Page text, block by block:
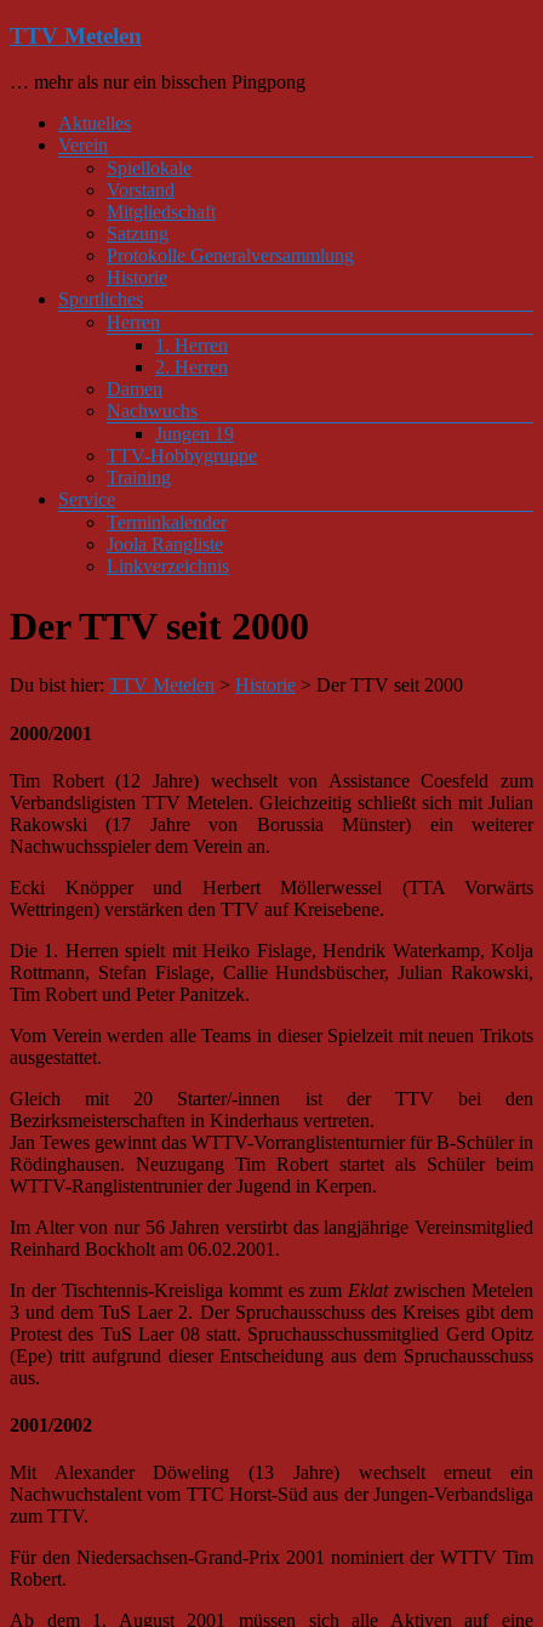
Zum
springen
TTV Metelen
… mehr als nur ein bisschen Pingpong
Menü
Aktuelles
Verein
Spiellokale
Vorstand
Mitgliedschaft
Satzung
Protokolle Generalversammlung
Historie
Sportliches
Herren
1. Herren
2. Herren
Damen
Nachwuchs
Jungen 19
TTV-Hobbygruppe
Training
Service
Terminkalender
Joola Rangliste
Linkverzeichnis
Der TTV seit 2000
Du bist hier: TTV Metelen > Historie > Der TTV seit 2000
2000/2001
Tim Robert (12 Jahre) wechselt von Assistance Coesfeld zum
Verbandsligisten TTV Metelen. Gleichzeitig schließt sich mit Julian
Rakowski (17 Jahre von Borussia Münster) ein weiterer
Nachwuchsspieler dem Verein an.
Ecki Knöpper und Herbert Möllerwessel (TTA Vorwärts
Wettringen) verstärken den TTV auf Kreisebene.
Die 1. Herren spielt mit Heiko Fislage, Hendrik Waterkamp, Kolja
Rottmann, Stefan Fislage, Callie Hundsbüscher, Julian Rakowski,
Tim Robert und Peter Panitzek.
Vom Verein werden alle Teams in dieser Spielzeit mit neuen Trikots
ausgestattet.
Gleich mit 20 Starter/-innen ist der TTV bei den
Bezirksmeisterschaften in Kinderhaus vertreten.
Jan Tewes gewinnt das WTTV-Vorranglistenturnier für B-Schüler in
Rödinghausen. Neuzugang Tim Robert startet als Schüler beim
WTTV-Ranglistentrunier der Jugend in Kerpen.
Im Alter von nur 56 Jahren verstirbt das langjährige Vereinsmitglied
Reinhard Bockholt am 06.02.2001.
In der Tischtennis-Kreisliga kommt es zum Eklatzwischen Metelen
3 und dem TuS Laer 2. Der Spruchausschuss des Kreises gibt dem
Protest des TuS Laer 08 statt. Spruchausschussmitglied Gerd Opitz
(Epe) tritt aufgrund dieser Entscheidung aus dem Spruchausschuss
aus.
2001/2002
Mit Alexander Döweling (13 Jahre) wechselt erneut ein
Nachwuchstalent vom TTC Horst-Süd aus der Jungen-Verbandsliga
zum TTV.
Für den Niedersachsen-Grand-Prix 2001 nominiert der WTTV Tim
Robert.
Ab dem 1. August 2001 müssen sich alle Aktiven auf eine